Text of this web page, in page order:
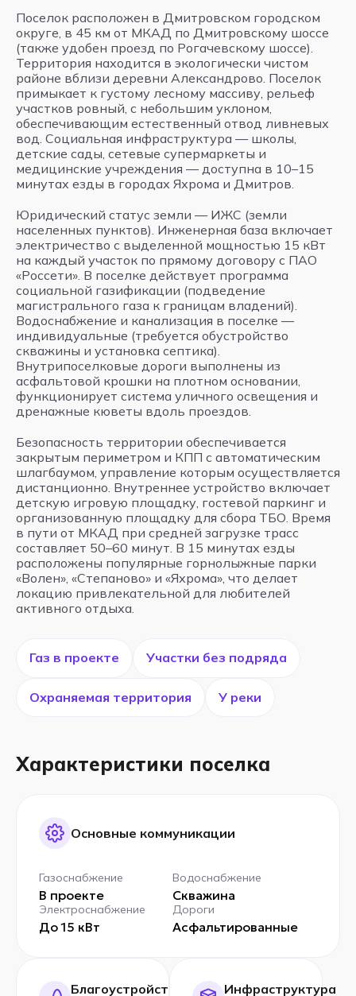
Поселок расположен в Дмитровском городском
округе, в 45 км от МКАД по Дмитровскому шоссе
(также удобен проезд по Рогачевскому шоссе).
Территория находится в экологически чистом
районе вблизи деревни Александрово. Поселок
примыкает к густому лесному массиву, рельеф
участков ровный, с небольшим уклоном,
обеспечивающим естественный отвод ливневых
вод. Социальная инфраструктура — школы,
детские сады, сетевые супермаркеты и
медицинские учреждения — доступна в 10–15
минутах езды в городах Яхрома и Дмитров.
Юридический статус земли — ИЖС (земли
населенных пунктов). Инженерная база включает
электричество с выделенной мощностью 15 кВт
на каждый участок по прямому договору с ПАО
«Россети». В поселке действует программа
социальной газификации (подведение
магистрального газа к границам владений).
Водоснабжение и канализация в поселке —
индивидуальные (требуется обустройство
скважины и установка септика).
Внутрипоселковые дороги выполнены из
асфальтовой крошки на плотном основании,
функционирует система уличного освещения и
дренажные кюветы вдоль проездов.
Безопасность территории обеспечивается
закрытым периметром и КПП с автоматическим
шлагбаумом, управление которым осуществляется
дистанционно. Внутреннее устройство включает
детскую игровую площадку, гостевой паркинг и
организованную площадку для сбора ТБО. Время
в пути от МКАД при средней загрузке трасс
составляет 50–60 минут. В 15 минутах езды
расположены популярные горнолыжные парки
«Волен», «Степаново» и «Яхрома», что делает
локацию привлекательной для любителей
активного отдыха.
Газ в проекте Участки без подряда
Охраняемая территория У реки
Характеристики поселка
Основные коммуникации
Газоснабжение
В проекте
Водоснабжение
Скважина
Электроснабжение
До 15 кВт
Дороги
Асфальтированные
Благоустройство Инфраструктура